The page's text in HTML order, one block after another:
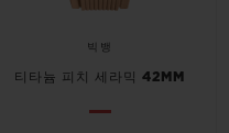
빅뱅
티타늄 피치 세라믹 42MM